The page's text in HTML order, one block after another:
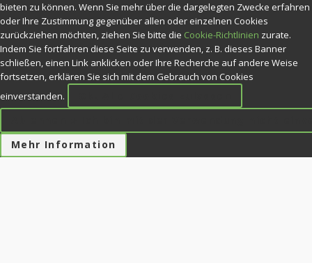
bieten zu können. Wenn Sie mehr über die dargelegten Zwecke erfahren
oder Ihre Zustimmung gegenüber allen oder einzelnen Cookies
zurückziehen möchten, ziehen Sie bitte die Cookie-Richtlinien zurate.
Indem Sie fortfahren diese Seite zu verwenden, z. B. dieses Banner
schließen, einen Link anklicken oder Ihre Recherche auf andere Weise
fortsetzen, erklären Sie sich mit dem Gebrauch von Cookies
einverstanden.
Mehr Information